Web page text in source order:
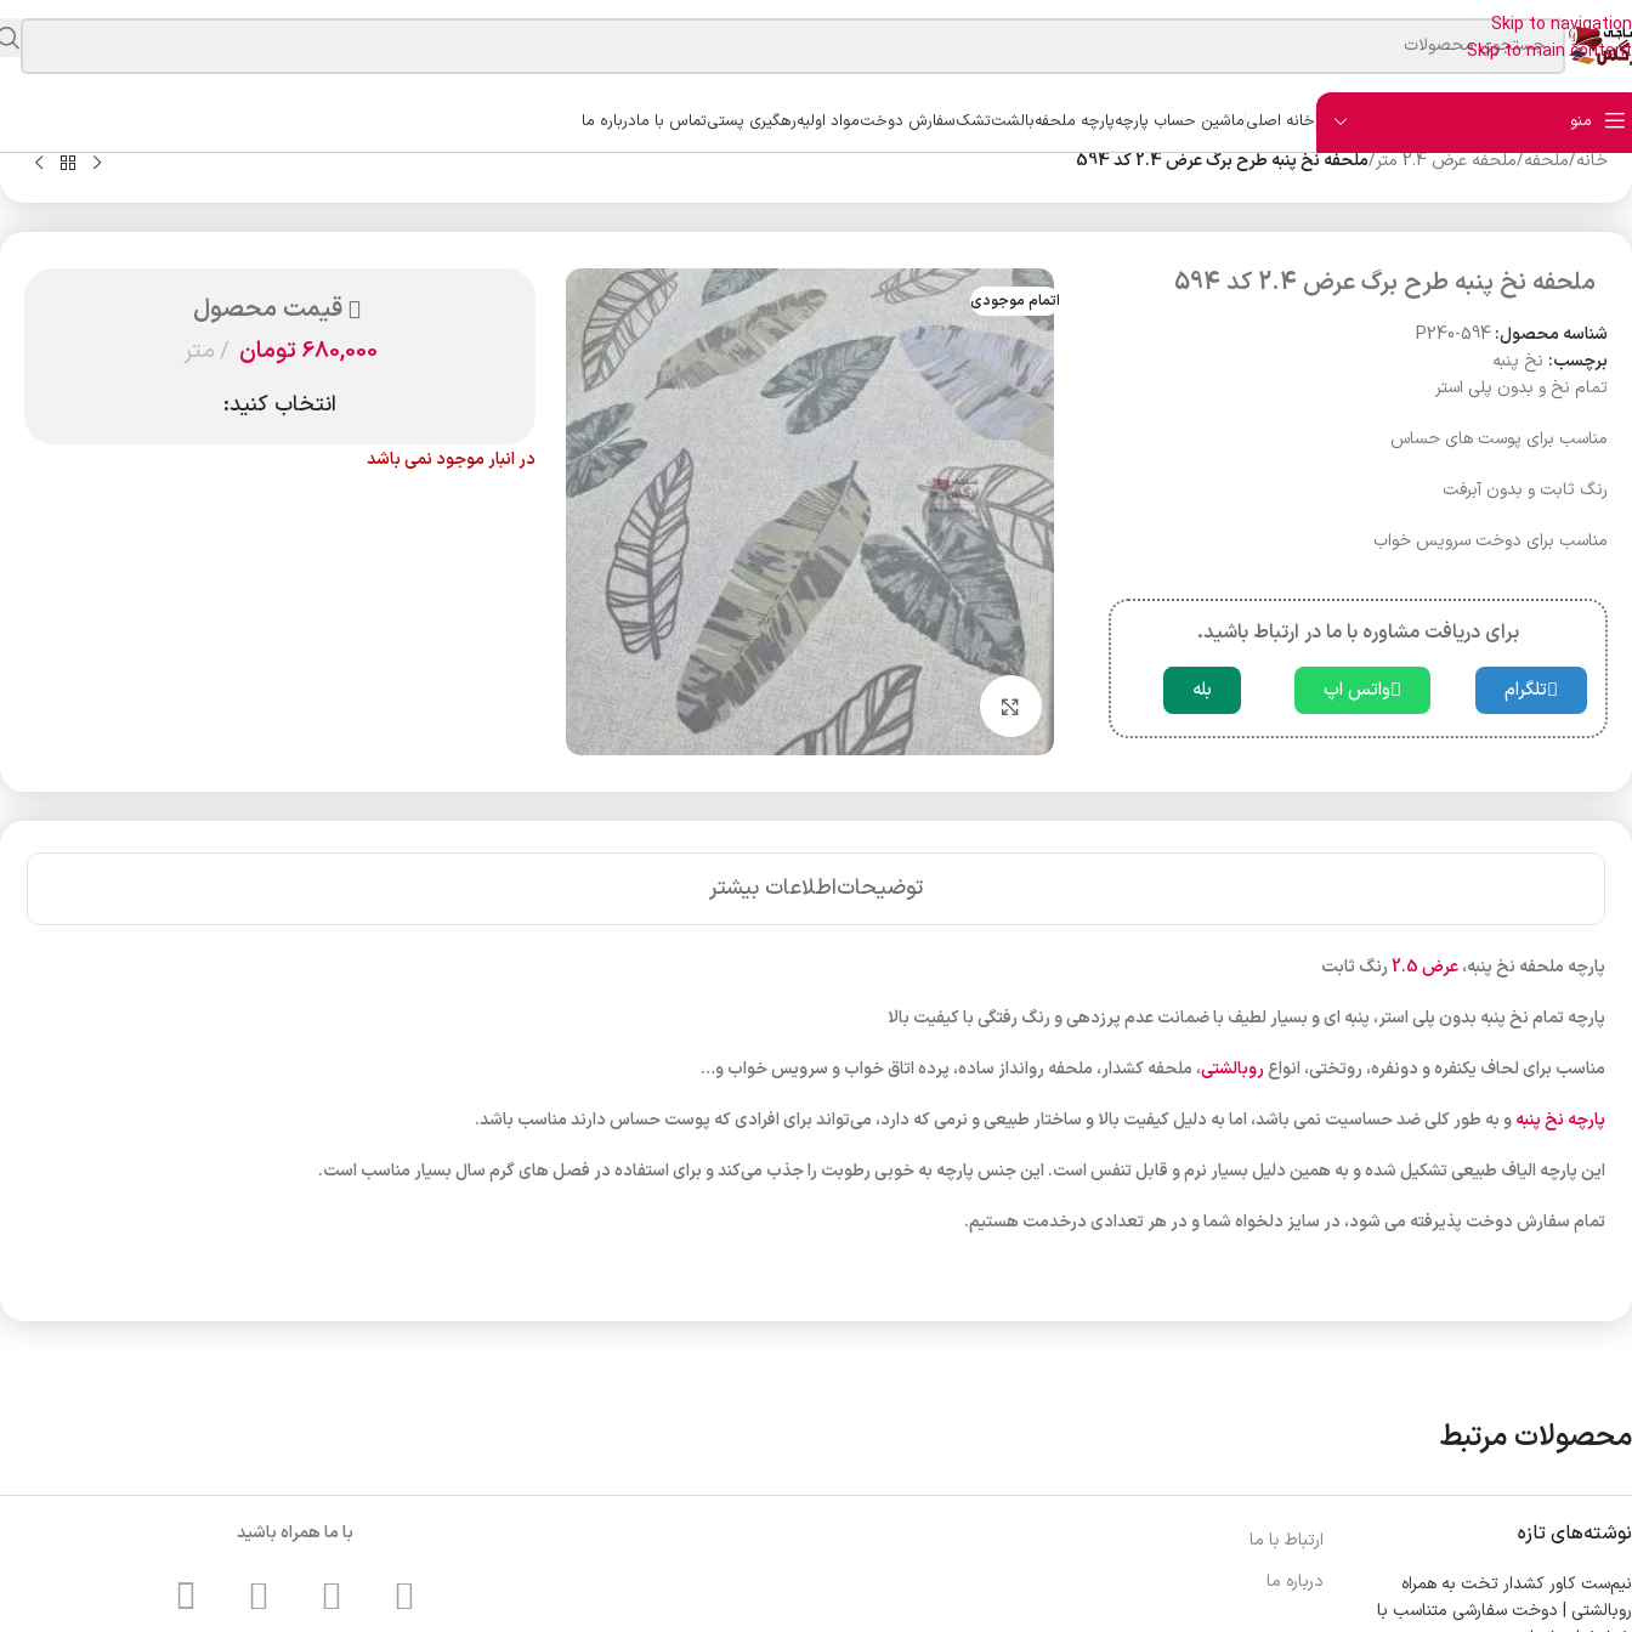
Skip to navigation
Skip to main content
منو خانه اصلیماشین حساب پارچهپارچه ملحفهبالشتتشکسفارش دوختمواد اولیهرهگیری پستیتماس با مادرباره ما
خانه/ملحفه/ملحفه عرض 2.4 متر /ملحفه نخ پنبه طرح برگ عرض 2.4 کد 594
ملحفه نخ پنبه طرح برگ عرض 2.4 کد 594
شناسه محصول:P240-594
برچسب: نخ پنبه
تمام نخ و بدون پلی استر
مناسب برای پوست های حساس
رنگ ثابت و بدون آبرفت
مناسب برای دوخت سرویس خواب
برای دریافت مشاوره با ما در ارتباط باشید.
تلگرام واتس اپ بله
اتمام موجودی
بزرگنمایی تصویر
قیمت محصول
680,000تومان متر
انتخاب کنید:
در انبار موجود نمی باشد
توضیحاتاطلاعات بیشتر
پارچه ملحفه نخ پنبه،عرض 2.5
رنگ ثابت
پارچه تمام نخ پنبه بدون پلی استر، پنبه ای و بسیار لطیف با ضمانت عدم پرزدهی و رنگ رفتگی با کیفیت بالا
مناسب برای لحاف یکنفره و دونفره، روتختی، انواعروبالشتی، ملحفه کشدار، ملحفه روانداز ساده، پرده اتاق خواب و سرویس خواب و…
پارچه نخ پنبهو به طور کلی ضد حساسیت نمی باشد، اما به دلیل کیفیت بالا و ساختار طبیعی و نرمی که دارد، می‌تواند برای افرادی که پوست حساس دارند مناسب باشد.
این پارچه الیاف طبیعی تشکیل شده و به همین دلیل بسیار نرم و قابل تنفس است. این جنس پارچه به خوبی رطوبت را جذب می‌کند و برای استفاده در فصل های گرم سال بسیار مناسب است.
تمام سفارش دوخت پذیرفته می شود، در سایز دلخواه شما و در هر تعدادی درخدمت هستیم.
محصولات مرتبط
نوشته‌های تازه
نیم‌ست کاور کشدار تخت به همراه
روبالشتی | دوخت سفارشی متناسب با
ارتباط با ما
درباره ما
با ما همراه باشید